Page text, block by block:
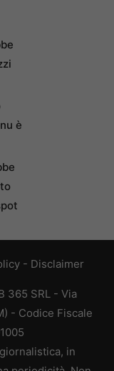
è
- Disclaimer
365 SRL - Via
- Codice Fiscale
in